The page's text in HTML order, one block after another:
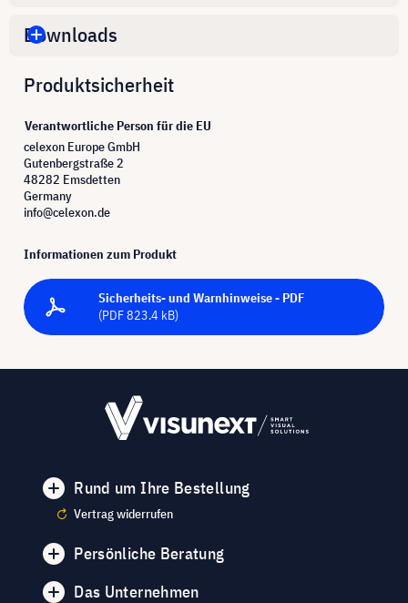
Downloads
Produktsicherheit
Verantwortliche Person für die EU
celexon Europe GmbH
Gutenbergstraße 2
48282 Emsdetten
Germany
info@celexon.de
Informationen zum Produkt
Sicherheits- und Warnhinweise - PDF
(PDF 823.4 kB)
Rund um Ihre Bestellung
Vertrag widerrufen
Persönliche Beratung
Das Unternehmen